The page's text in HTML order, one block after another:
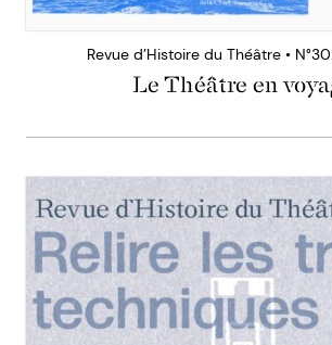
Revue d’Histoire du Théâtre •
Le Théâtre en